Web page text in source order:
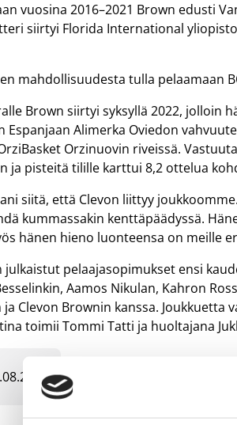
vuosina 2016–2021 Brown edusti
siirtyi Florida International
mahdollisuudesta tulla pelaamaan
Brown siirtyi syksyllä 2022, jolloin
Espanjaan Alimerka Oviedon
Orzinuovin riveissä.
ja pisteitä tilille karttui 8,2 ottelua
siitä, että Clevon liittyy
kummassakin kenttäpäädyssä.
hänen hieno luonteensa on meille
julkaistut pelaajasopimukset ensi
Aamos Nikulan, Kahron
Clevon Brownin kanssa. Joukkuetta
toimii Tommi Tatti ja huoltajana